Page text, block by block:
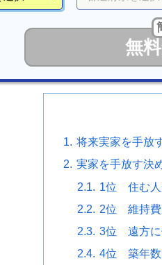
無
将来実家を手放
実家を手放す決
1位 住む人
2位 維持費
3位 遠方に
4位 築年数